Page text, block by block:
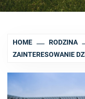
HOME RODZINA
ZAINTERESOWANIE